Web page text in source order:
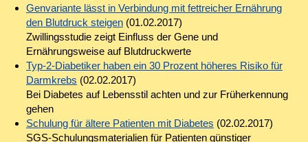
Genvariante lässt in Verbindung mit fettreicher Ernährung
den Blutdruck steigen(01.02.2017)
Zwillingsstudie zeigt Einfluss der Gene und
Ernährungsweise auf Blutdruckwerte
Typ-2-Diabetiker haben ein 30 Prozent höheres Risiko für
Darmkrebs (02.02.2017)
Bei Diabetes auf Lebensstil achten und zur Früherkennung
gehen
Schulung für ältere Patienten mit Diabetes (02.02.2017)
SGS-Schulungsmaterialien für Patienten günstiger